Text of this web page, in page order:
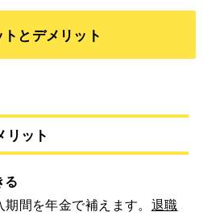
とデメリット
リット
る
間を年金で補えます。 退職